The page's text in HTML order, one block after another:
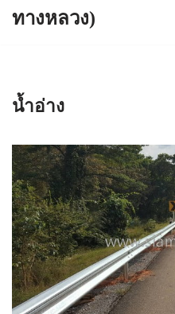
ทางหลวง)
น้ำอ่าง